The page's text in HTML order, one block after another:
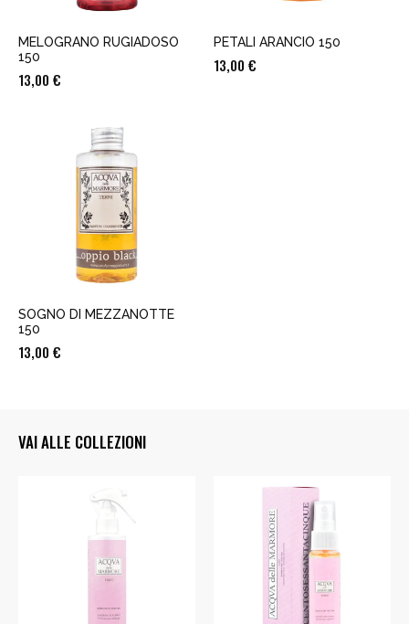
MELOGRANO RUGIADOSO
150
13,00 €
PETALI ARANCIO 150
13,00 €
SOGNO DI MEZZANOTTE
150
13,00 €
VAI ALLE COLLEZIONI